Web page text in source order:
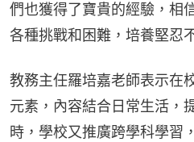
們也獲得了寶貴的經驗，相
各種挑戰和困難，培養堅忍
教務主任羅培嘉老師表示在
元素，內容結合日常生活，
時，學校又推廣跨學科學習